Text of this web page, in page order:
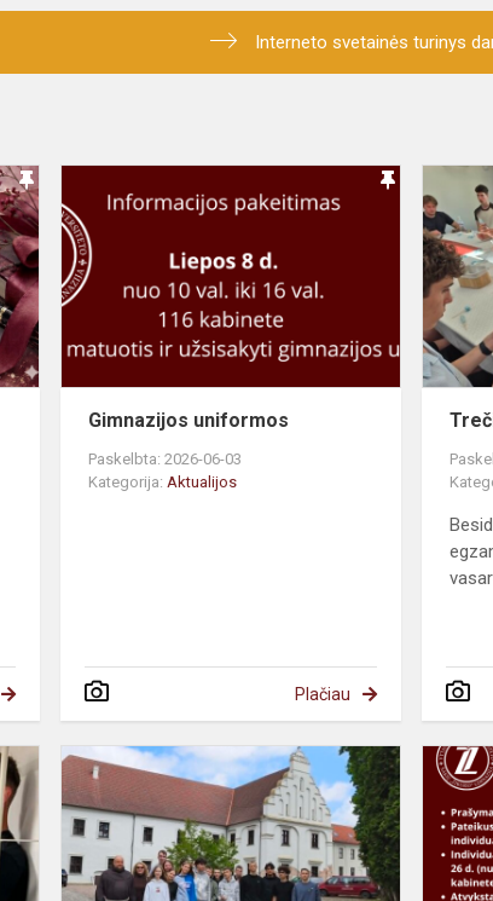
Interneto svetainės turinys
Gimnazijos uniformos
Paskelbta: 2026-06-03
Kategorija:Aktualijos
Plačiau